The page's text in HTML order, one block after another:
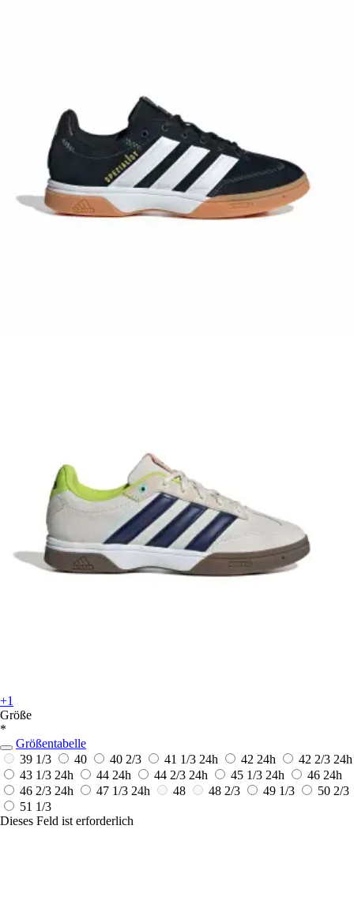
+1
Größe
*
Größentabelle
39 1/3
40 40 2/3 41 1/3 24h 42 24h 42 2/3 24h
43 1/3 24h 44 24h 44 2/3 24h 45 1/3 24h 46 24h
46 2/3 24h 47 1/3 24h 48 48 2/3 49 1/3
50 2/3
51 1/3
Dieses Feld ist erforderlich